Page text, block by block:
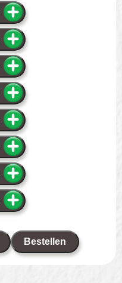
Bestellen